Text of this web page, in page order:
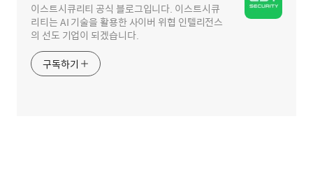
이스트시큐리티 공식 블로그입니다. 이스트시큐
리티는 AI 기술을 활용한 사이버 위협 인텔리전스
의 선도 기업이 되겠습니다.
구독하기